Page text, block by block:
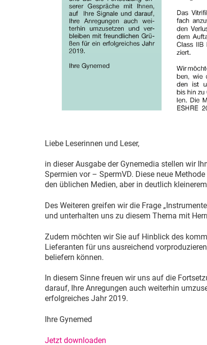
Liebe Leserinnen und Leser,
in dieser Ausgabe der Gynemedia stellen wir
Spermien vor – SpermVD. Diese neue
den üblichen Medien, aber in deutlich
Des Weiteren greifen wir die Frage
und unterhalten uns zu diesem Thema mit
Zudem möchten wir Sie auf Hinblick des
Lieferanten für uns ausreichend
beliefern können.
In diesem Sinne freuen wir uns auf die
darauf, Ihre Anregungen auch weiterhin
erfolgreiches Jahr 2019.
Ihre Gynemed
Jetzt downloaden